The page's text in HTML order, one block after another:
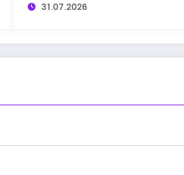
31.07.2026